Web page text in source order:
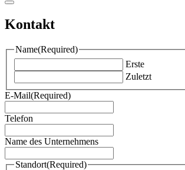
Kontakt
Name(Required)
Erste
Zuletzt
E-Mail(Required)
Telefon
Name des Unternehmens
Standort(Required)